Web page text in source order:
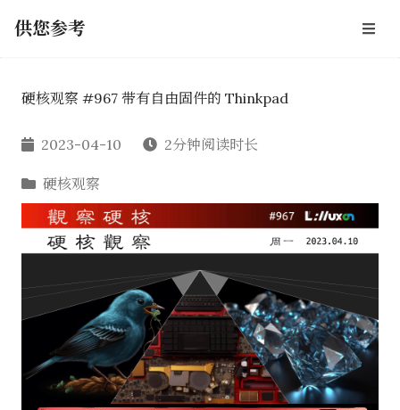
供您参考
硬核观察 #967 带有自由固件的 Thinkpad
2023-04-10 2分钟阅读时长
硬核观察